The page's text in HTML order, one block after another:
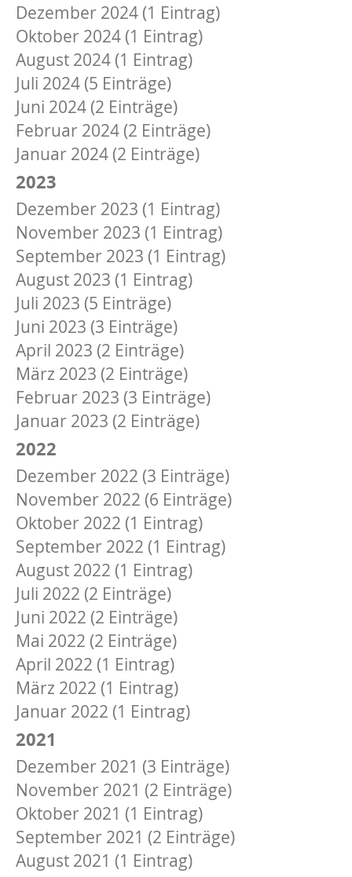
Dezember 2024 (1 Eintrag)
Oktober 2024 (1 Eintrag)
August 2024 (1 Eintrag)
Juli 2024 (5 Einträge)
Juni 2024 (2 Einträge)
Februar 2024 (2 Einträge)
Januar 2024 (2 Einträge)
2023
Dezember 2023 (1 Eintrag)
November 2023 (1 Eintrag)
September 2023 (1 Eintrag)
August 2023 (1 Eintrag)
Juli 2023 (5 Einträge)
Juni 2023 (3 Einträge)
April 2023 (2 Einträge)
März 2023 (2 Einträge)
Februar 2023 (3 Einträge)
Januar 2023 (2 Einträge)
2022
Dezember 2022 (3 Einträge)
November 2022 (6 Einträge)
Oktober 2022 (1 Eintrag)
September 2022 (1 Eintrag)
August 2022 (1 Eintrag)
Juli 2022 (2 Einträge)
Juni 2022 (2 Einträge)
Mai 2022 (2 Einträge)
April 2022 (1 Eintrag)
März 2022 (1 Eintrag)
Januar 2022 (1 Eintrag)
2021
Dezember 2021 (3 Einträge)
November 2021 (2 Einträge)
Oktober 2021 (1 Eintrag)
September 2021 (2 Einträge)
August 2021 (1 Eintrag)